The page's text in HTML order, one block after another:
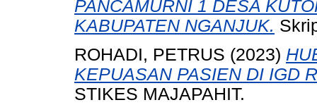
PANCAMURNI 1 DESA
KABUPATEN NGANJUK.
ROHADI, PETRUS (2023)
KEPUASAN PASIEN DI IGD
STIKES MAJAPAHIT.